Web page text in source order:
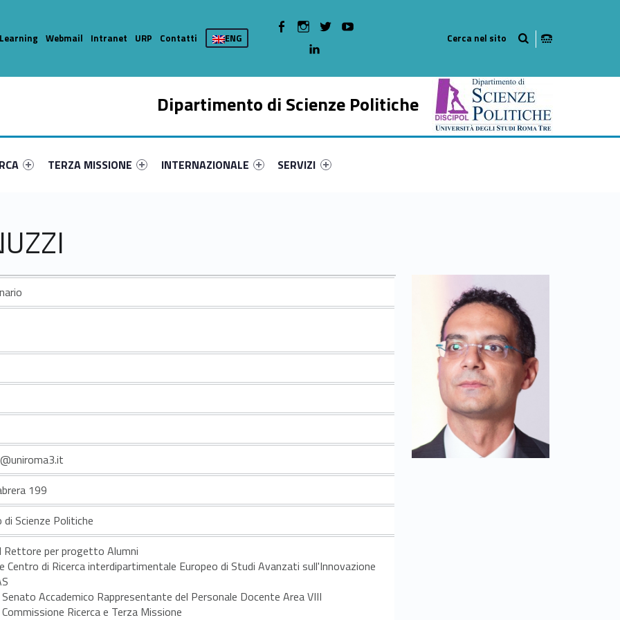
Dipartimento di Scienze Politiche
primary-53954-15
#link-menu-primary-70053-37
Link identifier #link-menu-primary-41552-49
TERZA MISSIONE
Link identifier #link-menu-primary-55468-54
INTERNAZIONALE
Link identifier #link-menu-primary-1953-65
SERVIZI
Webmail Intranet URP Contatti ENG
WebMan on Facebook
WebMan on Instagram
WebMan on twitter
199
Scienze Politiche
Rettore per progetto Alumni
Centro di Ricerca interdipartimentale Europeo di Studi Avanzati sull'Innovazione
Accademico Rappresentante del Personale Docente Area VIII
Ricerca e Terza Missione